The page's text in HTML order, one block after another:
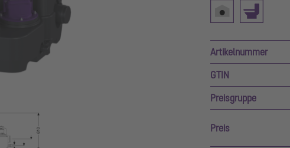
Artikelnummer
GTIN
Preisgruppe
Preis